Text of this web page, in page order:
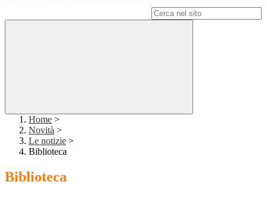
Home >
Novità >
Le notizie >
Biblioteca
Biblioteca